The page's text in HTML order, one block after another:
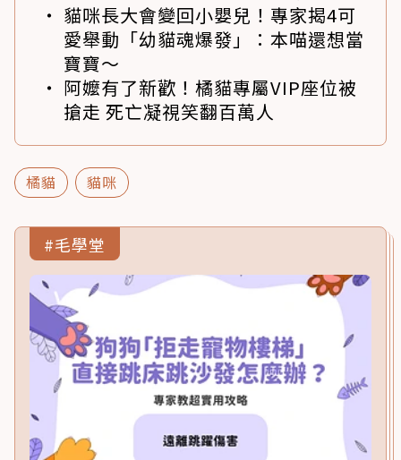
貓咪長大會變回小嬰兒！專家揭4可
愛舉動「幼貓魂爆發」：本喵還想當
寶寶～
阿嬤有了新歡！橘貓專屬VIP座位被
搶走 死亡凝視笑翻百萬人
橘貓 貓咪
#毛學堂